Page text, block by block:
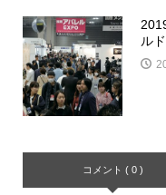
ル
コメント ( 0 )